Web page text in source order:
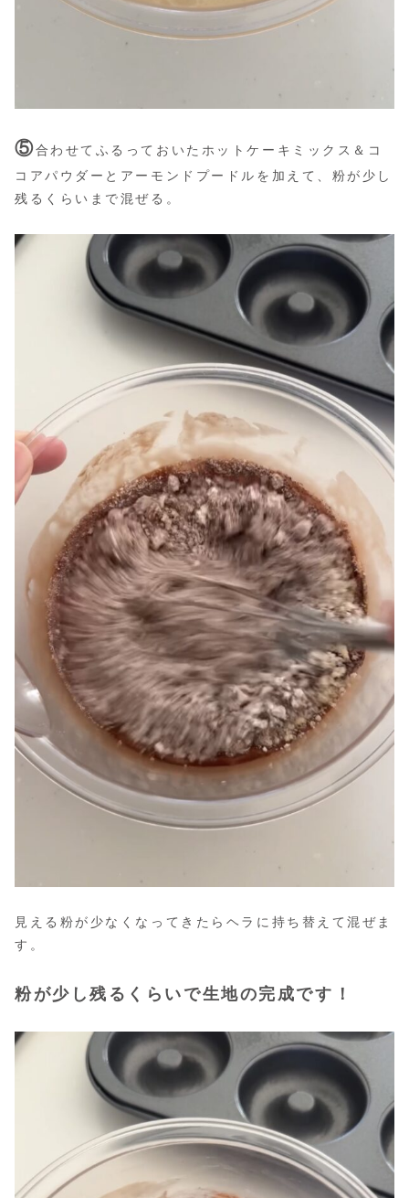
⑤合わせてふるっておいたホットケーキミックス＆コ
コアパウダーとアーモンドプードルを加えて、粉が少し
残るくらいまで混ぜる。
見える粉が少なくなってきたらヘラに持ち替えて混ぜま
す。
粉が少し残るくらいで生地の完成です！